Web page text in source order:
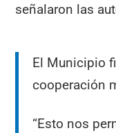
señalaron las
El Municipio
cooperación
“Esto nos